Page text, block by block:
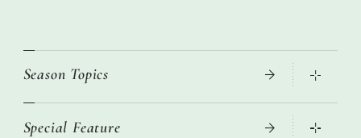
Season Topics
大人のリュック探し 2026SS
Special Feature